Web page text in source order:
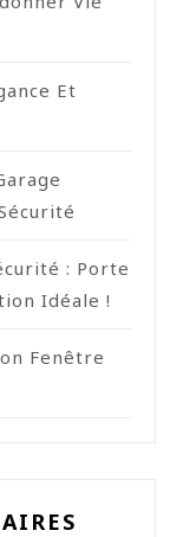
Et
: Porte
Idéale !
Fenêtre